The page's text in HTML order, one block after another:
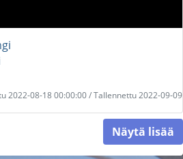
2022-08-18 00:00:00 / Tallennettu 2022-09-09
Näytä lisää